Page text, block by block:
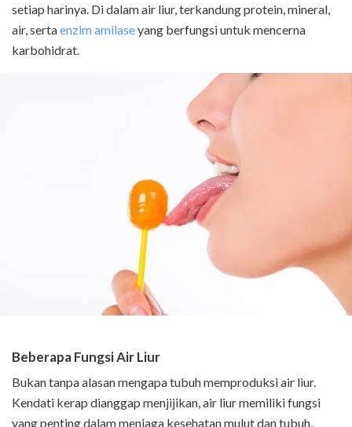
setiap harinya. Di dalam air liur, terkandung protein, mineral,
air, sertaenzim amilaseyang berfungsi untuk mencerna
karbohidrat.
Beberapa Fungsi Air Liur
Bukan tanpa alasan mengapa tubuh memproduksi air liur.
Kendati kerap dianggap menjijikan, air liur memiliki fungsi
yang penting dalam menjaga kesehatan mulut dan tubuh,